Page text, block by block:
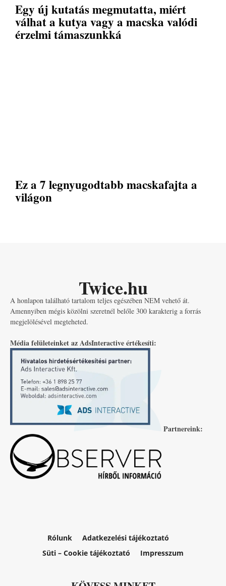
Egy új kutatás megmutatta, miért
válhat a kutya vagy a macska valódi
érzelmi támaszunkká
Ez a 7 legnyugodtabb macskafajta a
világon
Twice.hu
A honlapon található tartalom teljes egészében NEM vehető át.
Amennyiben mégis közölni szeretnél belőle 300 karakterig a forrás
megjelölésével megteheted.
Média felületeinket az AdsInteractive értékesíti:
Partnereink:
Rólunk
Adatkezelési tájékoztató
Süti – Cookie tájékoztató
Impresszum